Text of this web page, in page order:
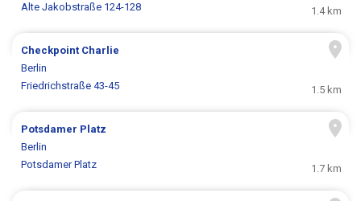
Alte Jakobstraße 124-128
1.4 km
Checkpoint Charlie
Berlin
Friedrichstraße 43-45
1.5 km
Potsdamer Platz
Berlin
Potsdamer Platz
1.7 km